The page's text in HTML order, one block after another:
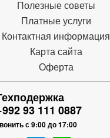
Полезные советы
Платные услуги
Контактная информация
Карта сайта
Оферта
93 111 0887
с 9:00 до 17:00